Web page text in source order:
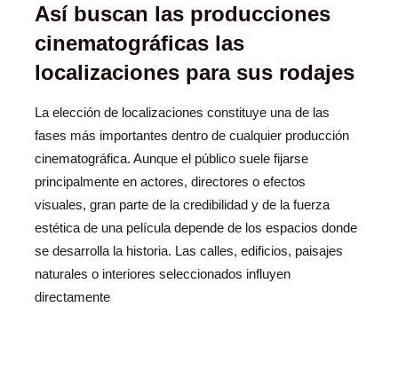
Así buscan las producciones
cinematográficas las
localizaciones para sus rodajes
La elección de localizaciones constituye una de las
fases más importantes dentro de cualquier producción
cinematográfica. Aunque el público suele fijarse
principalmente en actores, directores o efectos
visuales, gran parte de la credibilidad y de la fuerza
estética de una película depende de los espacios donde
se desarrolla la historia. Las calles, edificios, paisajes
naturales o interiores seleccionados influyen
directamente